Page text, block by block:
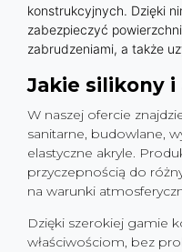
konstrukcyjnych. Dzięki
zabezpieczyć
zabrudzeniami, a także
Jakie silikony
W naszej ofercie
sanitarne, budowlane,
elastyczne akryle.
przyczepnością do
na warunki
Dzięki szerokiej gamie
właściwościom, bez